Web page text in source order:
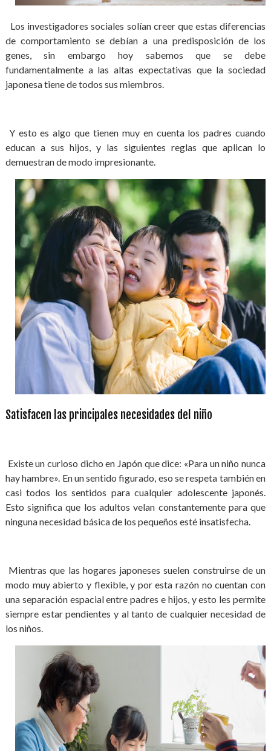
Los investigadores sociales solían creer que estas diferencias
de comportamiento se debían a una predisposición de los
genes, sin embargo hoy sabemos que se debe
fundamentalmente a las altas expectativas que la sociedad
japonesa tiene de todos sus miembros.
Y esto es algo que tienen muy en cuenta los padres cuando
educan a sus hijos, y las siguientes reglas que aplican lo
demuestran de modo impresionante.
Satisfacen las principales necesidades del niño
Existe un curioso dicho en Japón que dice: «Para un niño nunca
hay hambre». En un sentido figurado, eso se respeta también en
casi todos los sentidos para cualquier adolescente japonés.
Esto significa que los adultos velan constantemente para que
ninguna necesidad básica de los pequeños esté insatisfecha.
Mientras que las hogares japoneses suelen construirse de un
modo muy abierto y flexible, y por esta razón no cuentan con
una separación espacial entre padres e hijos, y esto les permite
siempre estar pendientes y al tanto de cualquier necesidad de
los niños.